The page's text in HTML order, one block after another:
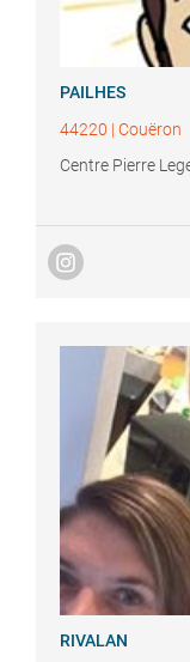
PAILHES
44220 | Couëron
Centre Pierre
RIVALAN